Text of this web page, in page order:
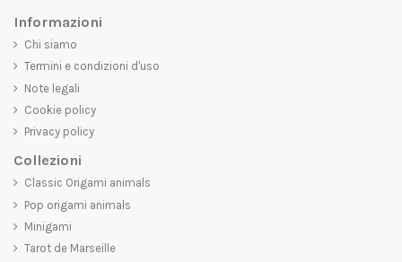
Informazioni
Chi siamo
Termini e condizioni d'uso
Note legali
Cookie policy
Privacy policy
Collezioni
Classic Origami animals
Pop origami animals
Minigami
Tarot de Marseille